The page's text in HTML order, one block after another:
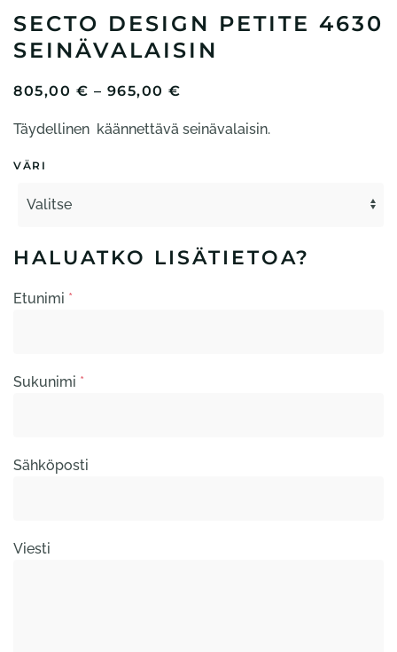
SECTO DESIGN PETITE 4630
SEINÄVALAISIN
805,00 € – 965,00 €
-
Täydellinen käännettävä seinävalaisin.
VÄRI
HALUATKO LISÄTIETOA?
Etunimi *
Sukunimi *
Sähköposti
Viesti